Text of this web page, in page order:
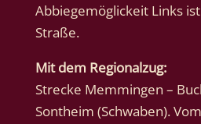
Abbiegemöglickeit Links
Straße.
Mit dem Regionalzug:
Strecke Memmingen –
Sontheim (Schwaben).